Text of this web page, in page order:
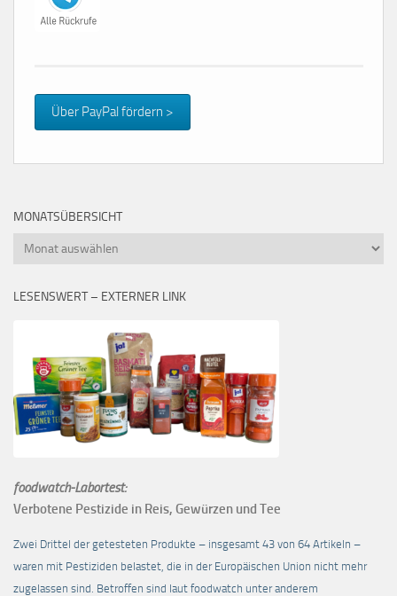
Über PayPal fördern >
MONATSÜBERSICHT
Monatsübersicht
LESENSWERT – EXTERNER LINK
foodwatch-Labortest:
Verbotene Pestizide in Reis, Gewürzen und Tee
Zwei Drittel der getesteten Produkte – insgesamt 43 von 64 Artikeln –
waren mit Pestiziden belastet, die in der Europäischen Union nicht mehr
zugelassen sind. Betroffen sind laut foodwatch unter anderem